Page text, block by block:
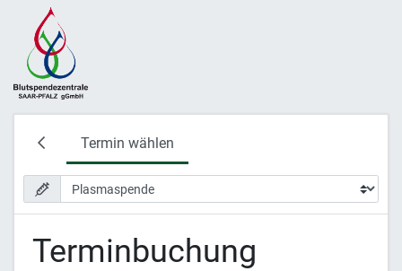
Termin wählen
Terminbuchung